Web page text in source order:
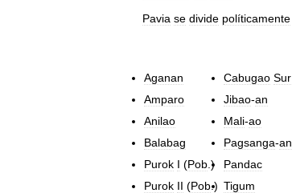
Pavia se divide políticamente
Aganan
Amparo
Anilao
Balabag
Purok I (Pob .)
Purok II (Pob.)
Cabugao Sur
Jibao-an
Mali-ao
Pagsanga-an
Pandac
Tigum